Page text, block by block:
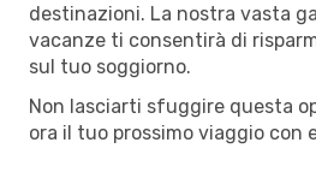
destinazioni. La nostra vasta
vacanze ti consentirà di
sul tuo soggiorno.
Non lasciarti sfuggire questa
ora il tuo prossimo viaggio con